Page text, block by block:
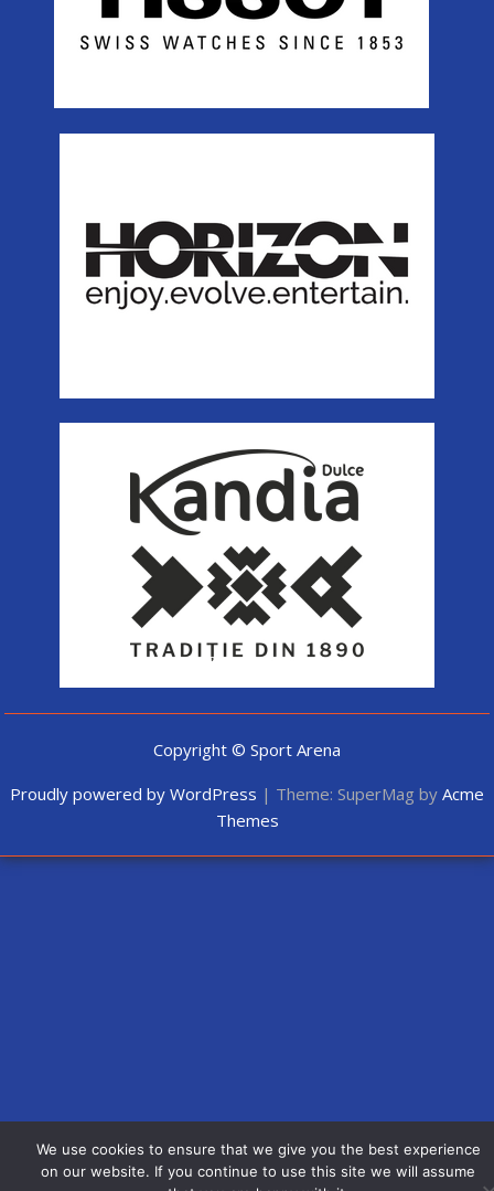
Copyright © Sport Arena
Proudly powered by WordPress | Theme: SuperMag by Acme
Themes
We use cookies to ensure that we give you the best experience
on our website. If you continue to use this site we will assume